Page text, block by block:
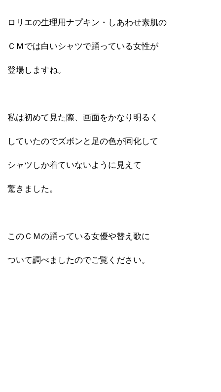
ロリエの生理用ナプキン・しあわせ素肌の
ＣＭでは白いシャツで踊っている女性が
登場しますね。
私は初めて見た際、画面をかなり明るく
していたのでズボンと足の色が同化して
シャツしか着ていないように見えて
驚きました。
このＣＭの踊っている女優や替え歌に
ついて調べましたのでご覧ください。